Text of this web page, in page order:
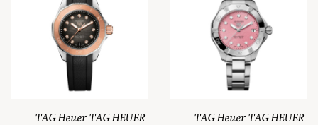
TAG Heuer TAG HEUER
TAG Heuer TAG HEUER